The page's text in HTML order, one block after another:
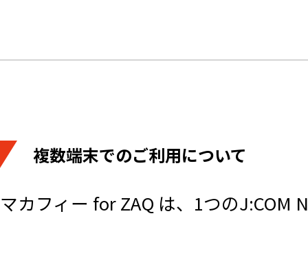
■ 本サービスの内容
則ります。
本サービスは、１契約につき契約
複数端末でのご利用について
マカフィー for ZAQ は、1つのJ:COM